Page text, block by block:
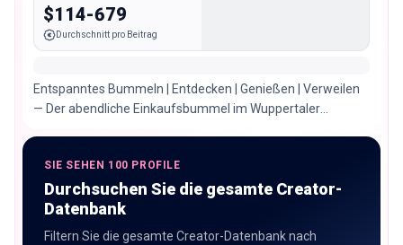
$114-679
Durchschnitt pro Beitrag
Entspanntes Bummeln | Entdecken | Genießen | Verweilen
— Der abendliche Einkaufsbummel im Wuppertaler
SIE SEHEN 100 PROFILE
Durchsuchen Sie die gesamte Creator-
Datenbank
Filtern Sie die gesamte Creator-Datenbank nach